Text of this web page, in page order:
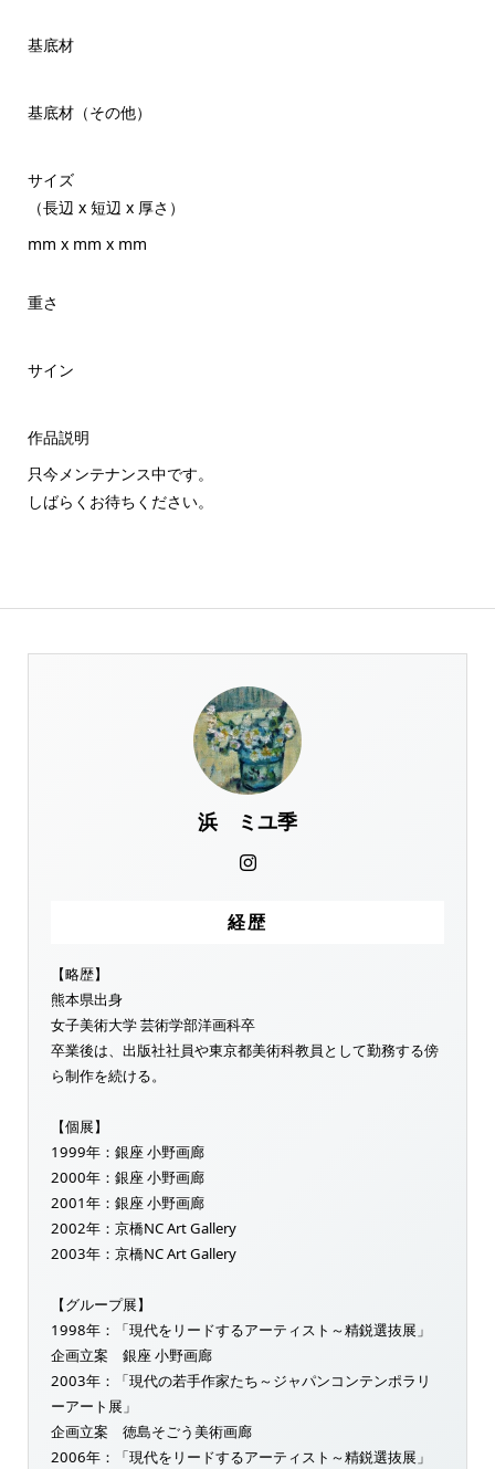
基底材
基底材（その他）
サイズ
（長辺 x 短辺 x 厚さ）
mm x mm x mm
重さ
サイン
作品説明
只今メンテナンス中です。
しばらくお待ちください。
浜 ミユ季
経歴
【略歴】
熊本県出身
女子美術大学 芸術学部洋画科卒
卒業後は、出版社社員や東京都美術科教員として勤務する傍
ら制作を続ける。
【個展】
1999年：銀座 小野画廊
2000年：銀座 小野画廊
2001年：銀座 小野画廊
2002年：京橋NC Art Gallery
2003年：京橋NC Art Gallery
【グループ展】
1998年：「現代をリードするアーティスト～精鋭選抜展」
企画立案 銀座 小野画廊
2003年：「現代の若手作家たち～ジャパンコンテンポラリ
ーアート展」
企画立案 徳島そごう美術画廊
2006年：「現代をリードするアーティスト～精鋭選抜展」